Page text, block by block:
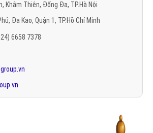
Khâm Thiên, Đống Đa, TP.Hà Nội
Đa Kao, Quận 1, TP.Hồ Chí Minh
6658 7378